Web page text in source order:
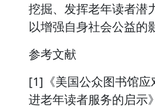
挖掘、发挥老年读者潜
以增强自身社会公益的
参考文献
[1]《美国公众图书馆应
进老年读者服务的启示